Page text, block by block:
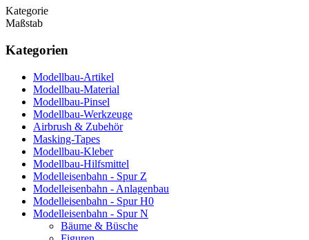
Kategorie
Maßstab
Kategorien
Modellbau-Artikel
Modellbau-Material
Modellbau-Pinsel
Modellbau-Werkzeuge
Airbrush & Zubehör
Masking-Tapes
Modellbau-Kleber
Modellbau-Hilfsmittel
Modelleisenbahn - Spur Z
Modelleisenbahn - Anlagenbau
Modelleisenbahn - Spur H0
Modelleisenbahn - Spur N
Bäume & Büsche